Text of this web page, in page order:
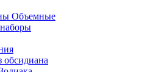
Объемные